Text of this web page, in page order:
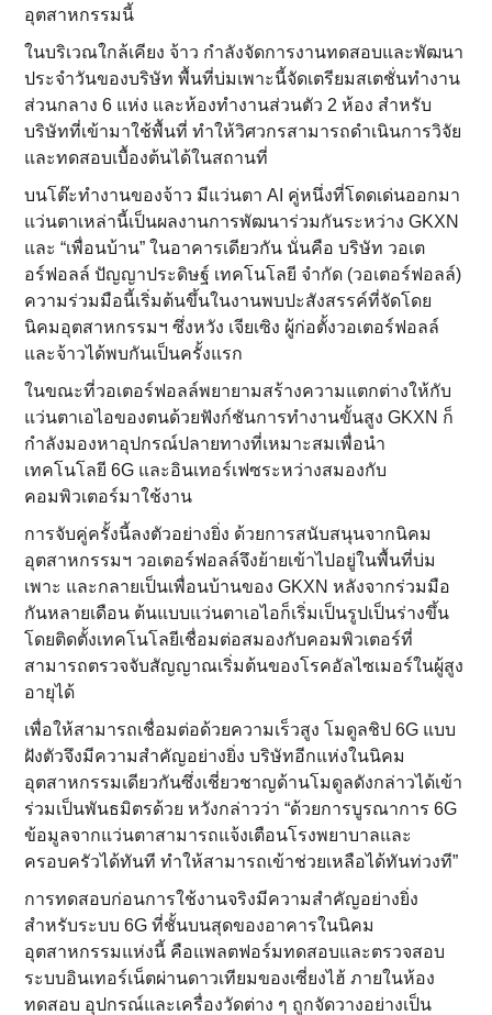
อุตสาหกรรมนี้
ในบริเวณใกล้เคียง จ้าว กำลังจัดการงานทดสอบและพัฒนา
ประจำวันของบริษัท พื้นที่บ่มเพาะนี้จัดเตรียมสเตชั่นทำงาน
ส่วนกลาง 6 แห่ง และห้องทำงานส่วนตัว 2 ห้อง สำหรับ
บริษัทที่เข้ามาใช้พื้นที่ ทำให้วิศวกรสามารถดำเนินการวิจัย
และทดสอบเบื้องต้นได้ในสถานที่
บนโต๊ะทำงานของจ้าว มีแว่นตา AI คู่หนึ่งที่โดดเด่นออกมา
แว่นตาเหล่านี้เป็นผลงานการพัฒนาร่วมกันระหว่าง GKXN
และ “เพื่อนบ้าน” ในอาคารเดียวกัน นั่นคือ บริษัท วอเต
อร์ฟอลล์ ปัญญาประดิษฐ์ เทคโนโลยี จำกัด (วอเตอร์ฟอลล์)
ความร่วมมือนี้เริ่มต้นขึ้นในงานพบปะสังสรรค์ที่จัดโดย
นิคมอุตสาหกรรมฯ ซึ่งหวัง เจียเซิง ผู้ก่อตั้งวอเตอร์ฟอลล์
และจ้าวได้พบกันเป็นครั้งแรก
ในขณะที่วอเตอร์ฟอลล์พยายามสร้างความแตกต่างให้กับ
แว่นตาเอไอของตนด้วยฟังก์ชันการทำงานขั้นสูง GKXN ก็
กำลังมองหาอุปกรณ์ปลายทางที่เหมาะสมเพื่อนำ
เทคโนโลยี 6G และอินเทอร์เฟซระหว่างสมองกับ
คอมพิวเตอร์มาใช้งาน
การจับคู่ครั้งนี้ลงตัวอย่างยิ่ง ด้วยการสนับสนุนจากนิคม
อุตสาหกรรมฯ วอเตอร์ฟอลล์จึงย้ายเข้าไปอยู่ในพื้นที่บ่ม
เพาะ และกลายเป็นเพื่อนบ้านของ GKXN หลังจากร่วมมือ
กันหลายเดือน ต้นแบบแว่นตาเอไอก็เริ่มเป็นรูปเป็นร่างขึ้น
โดยติดตั้งเทคโนโลยีเชื่อมต่อสมองกับคอมพิวเตอร์ที่
สามารถตรวจจับสัญญาณเริ่มต้นของโรคอัลไซเมอร์ในผู้สูง
อายุได้
เพื่อให้สามารถเชื่อมต่อด้วยความเร็วสูง โมดูลชิป 6G แบบ
ฝังตัวจึงมีความสำคัญอย่างยิ่ง บริษัทอีกแห่งในนิคม
อุตสาหกรรมเดียวกันซึ่งเชี่ยวชาญด้านโมดูลดังกล่าวได้เข้า
ร่วมเป็นพันธมิตรด้วย หวังกล่าวว่า “ด้วยการบูรณาการ 6G
ข้อมูลจากแว่นตาสามารถแจ้งเตือนโรงพยาบาลและ
ครอบครัวได้ทันที ทำให้สามารถเข้าช่วยเหลือได้ทันท่วงที”
การทดสอบก่อนการใช้งานจริงมีความสำคัญอย่างยิ่ง
สำหรับระบบ 6G ที่ชั้นบนสุดของอาคารในนิคม
อุตสาหกรรมแห่งนี้ คือแพลตฟอร์มทดสอบและตรวจสอบ
ระบบอินเทอร์เน็ตผ่านดาวเทียมของเซี่ยงไฮ้ ภายในห้อง
ทดสอบ อุปกรณ์และเครื่องวัดต่าง ๆ ถูกจัดวางอย่างเป็น